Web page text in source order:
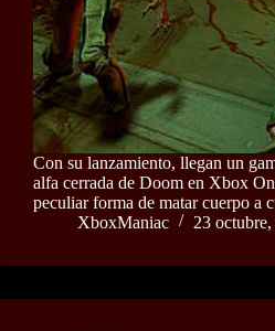
Con su lanzamiento, llegan un
alfa cerrada de Doom en Xbox
peculiar forma de matar cuerpo a
XboxManiac
23